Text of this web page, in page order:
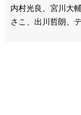
内村光良、宮川大
さこ、出川哲朗、